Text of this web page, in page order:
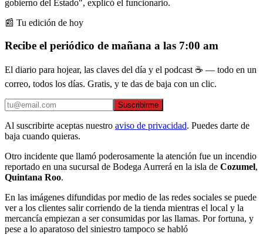
gobierno del Estado", explicó el funcionario.
📰 Tu edición de hoy
Recibe el periódico de mañana a las 7:00 am
El diario para hojear, las claves del día y el podcast ☕ — todo en un
correo, todos los días. Gratis, y te das de baja con un clic.
Suscribirme
Al suscribirte aceptas nuestro aviso de privacidad. Puedes darte de
baja cuando quieras.
Otro incidente que llamó poderosamente la atención fue un incendio
reportado en una sucursal de Bodega Aurrerá en la isla de Cozumel,
Quintana Roo.
En las imágenes difundidas por medio de las redes sociales se puede
ver a los clientes salir corriendo de la tienda mientras el local y la
mercancía empiezan a ser consumidas por las llamas. Por fortuna, y
pese a lo aparatoso del siniestro tampoco se habló